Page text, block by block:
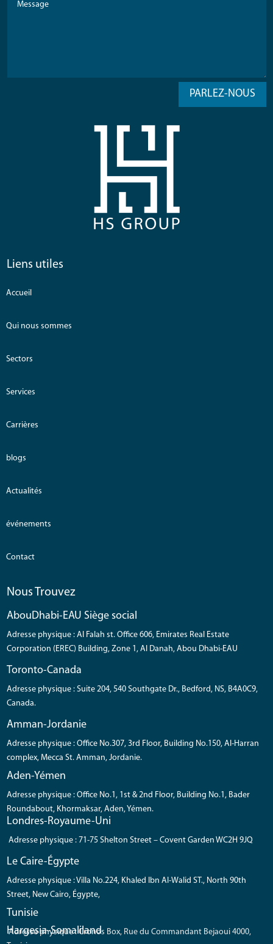
Liens utiles
Accueil
Qui nous sommes
Sectors
Services
Carrières
blogs
Actualités
événements
Contact
Nous Trouvez
AbouDhabi-EAU Siège social
Adresse physique : Al Falah st. Office 606, Emirates Real Estate
Corporation (EREC) Building, Zone 1, Al Danah, Abou Dhabi-EAU
Toronto-Canada
Adresse physique : Suite 204, 540 Southgate Dr., Bedford, NS, B4A0C9,
Canada.
Amman-Jordanie
Adresse physique : Office No.307, 3rd Floor, Building No.150, Al-Harran
complex, Mecca St. Amman, Jordanie.
Aden-Yémen
Adresse physique : Office No.1, 1st & 2nd Floor, Building No.1, Bader
Roundabout, Khormaksar, Aden, Yémen.
Londres-Royaume-Uni
Adresse physique : 71-75 Shelton Street – Covent Garden WC2H 9JQ
Le Caire-Égypte
Adresse physique : Villa No.224, Khaled Ibn Al-Walid ST., North 90th
Street, New Cairo, Égypte,
Tunisie
Adresse physique : Cronos Box, Rue du Commandant Bejaoui 4000,
Hargesia-Somaliland
PARLEZ-NOUS